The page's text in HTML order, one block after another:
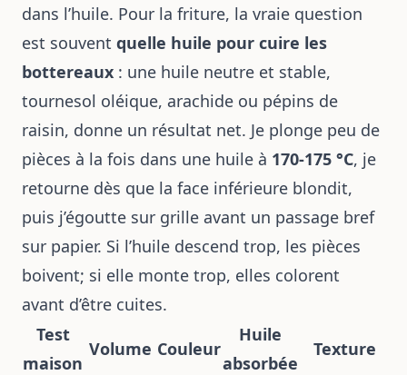
dans l’huile. Pour la friture, la vraie question
est souvent quelle huile pour cuire les
bottereaux : une huile neutre et stable,
tournesol oléique, arachide ou pépins de
raisin, donne un résultat net. Je plonge peu de
pièces à la fois dans une huile à 170-175 °C, je
retourne dès que la face inférieure blondit,
puis j’égoutte sur grille avant un passage bref
sur papier. Si l’huile descend trop, les pièces
boivent; si elle monte trop, elles colorent
avant d’être cuites.
Test
maison
Volume Couleur
Huile
absorbée
Texture